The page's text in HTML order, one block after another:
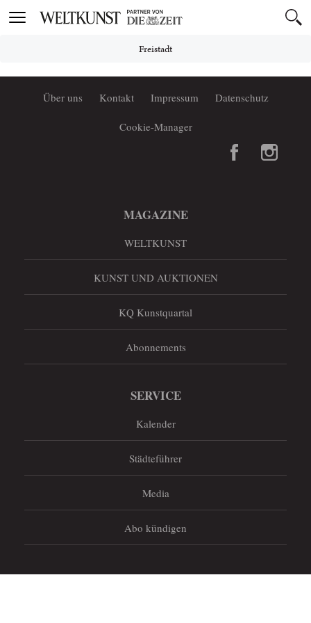
Toggle
Freistadt
Über uns Kontakt Impressum Datenschutz
Cookie-Manager
MAGAZINE
WELTKUNST
KUNST UND AUKTIONEN
KQ Kunstquartal
Abonnements
SERVICE
Kalender
Städteführer
Media
Abo kündigen